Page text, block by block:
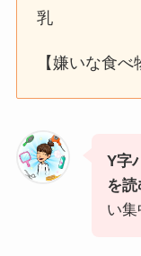
乳
【嫌いな食
Y字
を読
い